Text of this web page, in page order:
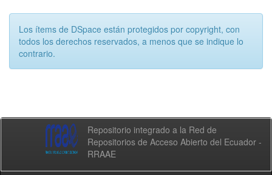
Los ítems de DSpace están protegidos por copyright, con
todos los derechos reservados, a menos que se indique lo
contrario.
Repositorio integrado a la Red de
Repositorios de Acceso Abierto del Ecuador -
RRAAE